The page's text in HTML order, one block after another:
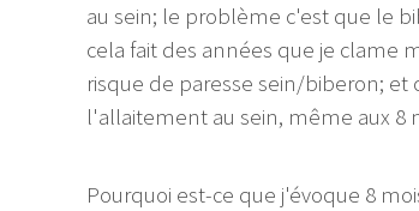
au sein; le problème c'est que le
cela fait des années que je clame
risque de paresse sein/biberon;
l'allaitement au sein, même aux 8
Pourquoi est-ce que j'évoque 8